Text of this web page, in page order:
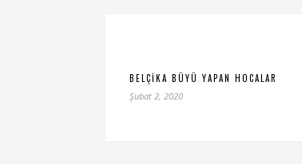
BELÇIKA BÜYÜ YAPAN HOCALAR
Şubat 2, 2020